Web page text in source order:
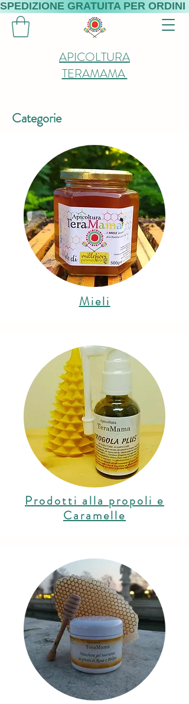
APICOLTURA
TERAMAMA
SPEDIZIONE GRATUITA PER
Categorie
Mieli
Prodotti alla propoli e
Caramelle